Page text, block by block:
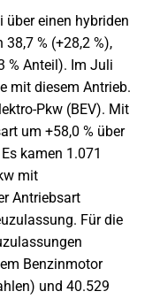
einen hybriden
% (+28,2 %),
% Anteil). Im Juli
mit diesem Antrieb.
Pkw (BEV). Mit
um +58,0 % über
kamen 1.071
mit
Antriebsart
Für die
Benzinmotor
und 40.529